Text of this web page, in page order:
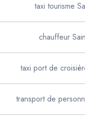
taxi tourisme
chauffeur
taxi port de
transport de